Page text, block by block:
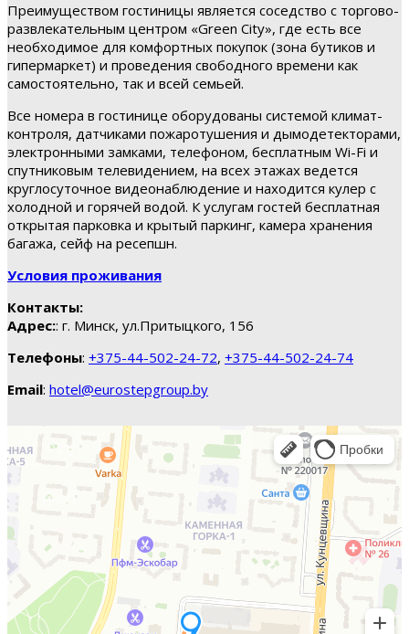
Преимуществом гостиницы является соседство с торгово-
развлекательным центром «Green City», где есть все
необходимое для комфортных покупок (зона бутиков и
гипермаркет) и проведения свободного времени как
самостоятельно, так и всей семьей.
Все номера в гостинице оборудованы системой климат-
контроля, датчиками пожаротушения и дымодетекторами,
электронными замками, телефоном, бесплатным Wi-Fi и
спутниковым телевидением, на всех этажах ведется
круглосуточное видеонаблюдение и находится кулер с
холодной и горячей водой. К услугам гостей бесплатная
открытая парковка и крытый паркинг, камера хранения
багажа, сейф на ресепшн.
Условия проживания
Контакты:
Адрес:: г. Минск, ул.Притыцкого, 156
Телефоны: +375-44-502-24-72, +375-44-502-24-74
Email: hotel@eurostepgroup.by